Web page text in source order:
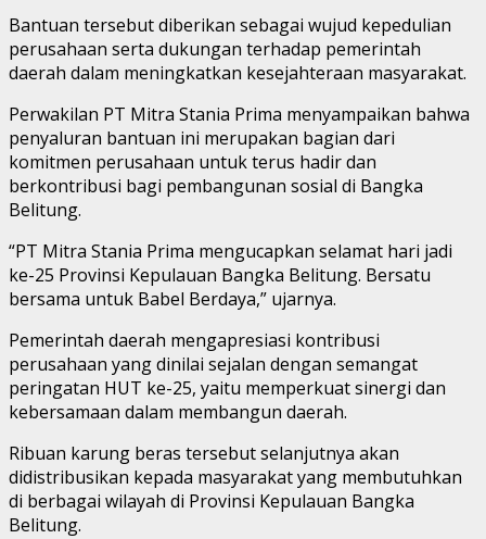
Bantuan tersebut diberikan sebagai wujud kepedulian
perusahaan serta dukungan terhadap pemerintah
daerah dalam meningkatkan kesejahteraan masyarakat.
Perwakilan PT Mitra Stania Prima menyampaikan bahwa
penyaluran bantuan ini merupakan bagian dari
komitmen perusahaan untuk terus hadir dan
berkontribusi bagi pembangunan sosial di Bangka
Belitung.
“PT Mitra Stania Prima mengucapkan selamat hari jadi
ke-25 Provinsi Kepulauan Bangka Belitung. Bersatu
bersama untuk Babel Berdaya,” ujarnya.
Pemerintah daerah mengapresiasi kontribusi
perusahaan yang dinilai sejalan dengan semangat
peringatan HUT ke-25, yaitu memperkuat sinergi dan
kebersamaan dalam membangun daerah.
Ribuan karung beras tersebut selanjutnya akan
didistribusikan kepada masyarakat yang membutuhkan
di berbagai wilayah di Provinsi Kepulauan Bangka
Belitung.